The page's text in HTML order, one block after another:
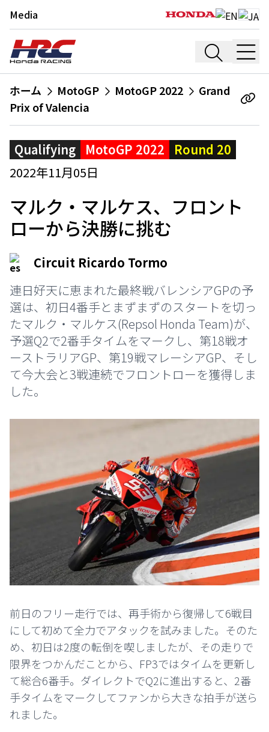
Media
ホーム MotoGP MotoGP 2022
Grand
Prix of Valencia
Qualifying MotoGP 2022
Round 20
2022年11月05日
マルク・マルケス、フロント
ローから決勝に挑む
Circuit Ricardo Tormo
連日好天に恵まれた最終戦バレンシアGPの予
選は、初日4番手とまずまずのスタートを切っ
たマルク・マルケス(Repsol Honda Team)が、
予選Q2で2番手タイムをマークし、第18戦オ
ーストラリアGP、第19戦マレーシアGP、そし
て今大会と3戦連続でフロントローを獲得しま
した。
前日のフリー走行では、再手術から復帰して6戦目
にして初めて全力でアタックを試みました。そのた
め、初日は2度の転倒を喫しましたが、その走りで
限界をつかんだことから、FP3ではタイムを更新し
て総合6番手。ダイレクトでQ2に進出すると、2番
手タイムをマークしてファンから大きな拍手が送ら
れました。